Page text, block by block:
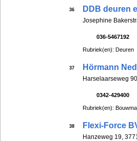
36 DDB deuren
Josephine
036-5467192
Rubriek(en): Deuren
37 Hörmann
Harselaarseweg
0342-429400
Rubriek(en):
38 Flexi-Force
Hanzeweg 19,